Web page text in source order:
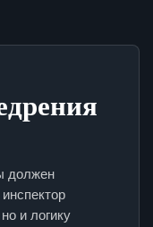
должен
и логику